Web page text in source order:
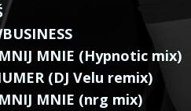
MNIE (Hypnotic mix)
(DJ Velu remix)
MNIE (nrg mix)